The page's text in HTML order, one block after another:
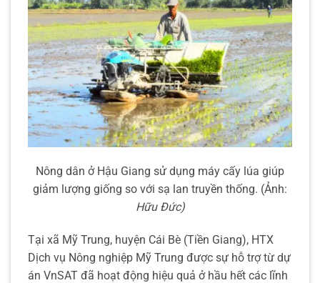
Nông dân ở Hậu Giang sử dụng máy cấy lúa giúp
giảm lượng giống so với sạ lan truyền thống. (Ảnh:
Hữu Đức)
Tại xã Mỹ Trung, huyện Cái Bè (Tiền Giang), HTX
Dịch vụ Nông nghiệp Mỹ Trung được sự hỗ trợ từ dự
án VnSAT đã hoạt động hiệu quả ở hầu hết các lĩnh